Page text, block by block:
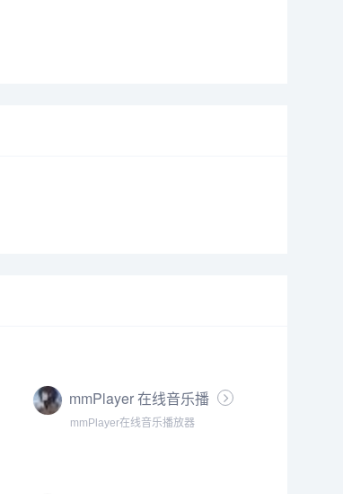
mmPlayer 在线音乐播
放器
mmPlayer在线音乐播放器